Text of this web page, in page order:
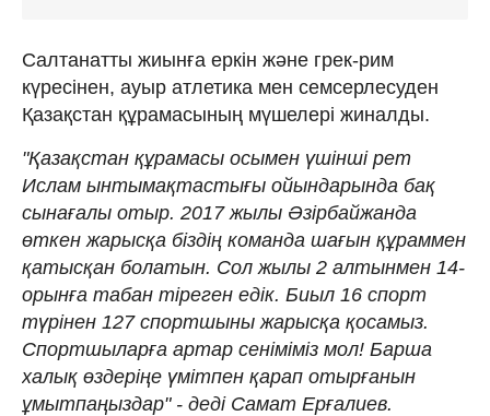
Салтанатты жиынға еркін және грек-рим
күресінен, ауыр атлетика мен семсерлесуден
Қазақстан құрамасының мүшелері жиналды.
"Қазақстан құрамасы осымен үшінші рет
Ислам ынтымақтастығы ойындарында бақ
сынағалы отыр. 2017 жылы Әзірбайжанда
өткен жарысқа біздің команда шағын құраммен
қатысқан болатын. Сол жылы 2 алтынмен 14-
орынға табан тіреген едік. Биыл 16 спорт
түрінен 127 спортшыны жарысқа қосамыз.
Спортшыларға артар сеніміміз мол! Барша
халық өздеріңе үмітпен қарап отырғанын
ұмытпаңыздар" - деді Самат Ерғалиев.